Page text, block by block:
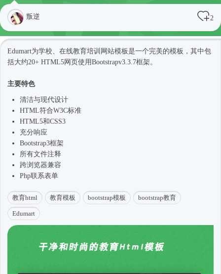
叛逆 2
Edumart为学校、在线教育培训 网站模板是一个完美的模板，其中包
括大约20+ HTML5网页使用Bootstrapv3.3.7框架。
主要特色
清洁与现代设计
HTML符合W3C标准
HTML5和CSS3
充分响应
Bootstrap3框架
所有文件注释
跨浏览器兼容
Php联系表单
教育html 教育模板 bootstrap模板 bootstrap教育
Edumart